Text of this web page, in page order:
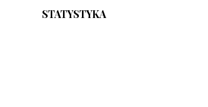
STATYSTYKA